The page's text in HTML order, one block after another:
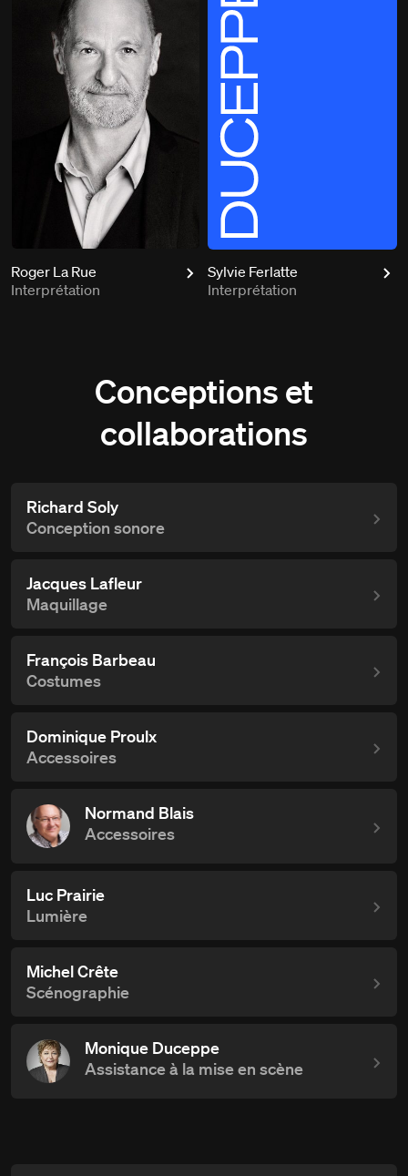
Roger La Rue
Interprétation
Sylvie Ferlatte
Interprétation
Conceptions et
collaborations
Richard Soly
Conception sonore
Jacques Lafleur
Maquillage
François Barbeau
Costumes
Dominique Proulx
Accessoires
Normand Blais
Accessoires
Luc Prairie
Lumière
Michel Crête
Scénographie
Monique Duceppe
Assistance à la mise en scène